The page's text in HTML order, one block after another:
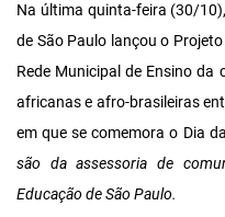
Na última quinta-feira (30/
de São Paulo lançou o Projeto
Rede Municipal de Ensino
africanas e afro-brasileiras
em que se comemora o Dia
são da assessoria de
Educação de São Paulo.